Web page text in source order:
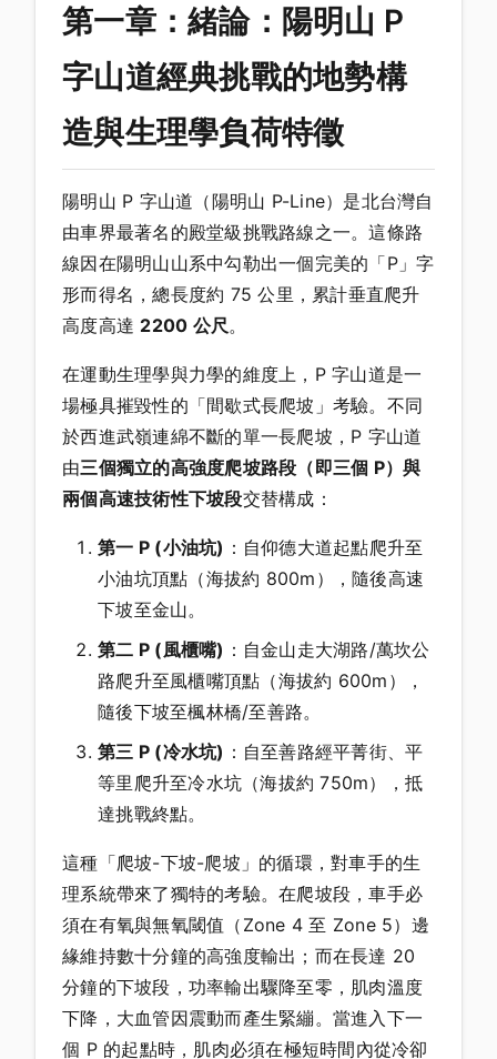
第一章：緒論：陽明山 P
字山道經典挑戰的地勢構
造與生理學負荷特徵
陽明山 P 字山道（陽明山 P-Line）是北台灣自
由車界最著名的殿堂級挑戰路線之一。這條路
線因在陽明山山系中勾勒出一個完美的「P」字
形而得名，總長度約 75 公里，累計垂直爬升
高度高達 2200 公尺 。
在運動生理學與力學的維度上，P 字山道是一
場極具摧毀性的「間歇式長爬坡」考驗。不同
於西進武嶺連綿不斷的單一長爬坡，P 字山道
由三個獨立的高強度爬坡路段（即三個 P）與
兩個高速技術性下坡段交替構成：
第一 P (小油坑) ：自仰德大道起點爬升至
小油坑頂點（海拔約 800m），隨後高速
下坡至金山。
第二 P (風櫃嘴) ：自金山走大湖路/萬坎公
路爬升至風櫃嘴頂點（海拔約 600m），
隨後下坡至楓林橋/至善路。
第三 P (冷水坑) ：自至善路經平菁街、平
等里爬升至冷水坑（海拔約 750m），抵
達挑戰終點。
這種「爬坡-下坡-爬坡」的循環，對車手的生
理系統帶來了獨特的考驗。在爬坡段，車手必
須在有氧與無氧閾值（Zone 4 至 Zone 5）邊
緣維持數十分鐘的高強度輸出；而在長達 20
分鐘的下坡段，功率輸出驟降至零，肌肉溫度
下降，大血管因震動而產生緊繃。當進入下一
個 P 的起點時，肌肉必須在極短時間內從冷卻